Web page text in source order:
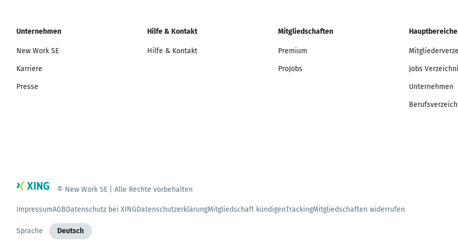
Unternehmen
New Work SE
Karriere
Presse
Hilfe & Kontakt
Hilfe & Kontakt
Mitgliedschaften
Premium
ProJobs
Hauptbereiche
Jobs
Unternehmen
© New Work SE | Alle Rechte vorbehalten
ImpressumAGBDatenschutz bei XINGDatenschutzerklärungMitgliedschaft kündigenTrackingMitgliedschaften widerrufen
Sprache Deutsch